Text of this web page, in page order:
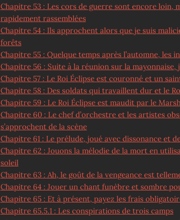
Chapitre 53 : Les cors de guerre sont encore loin,
rapidement rassemblées
Chapitre 54 : Ils approchent alors que je suis
forêts
Chapitre 55 : Quelque temps après l’automne, les
Chapitre 56 : Suite à la réunion sur la mayonnaise,
Chapitre 57 : Le Roi Éclipse est couronné et un
Chapitre 58 : Des soldats qui travaillent dur et le
Chapitre 59 : Le Roi Éclipse est maudit par le
Chapitre 60 : Le chef d’orchestre et les artistes
s’approchent de la scène
Chapitre 61 : Le prélude, joué avec dissonance et
Chapitre 62 : Jouons la mélodie de la mort en
soleil
Chapitre 63 : Ah, le goût de la vengeance est
Chapitre 64 : Jouer un chant funèbre et sombre
Chapitre 65 : Et à présent, payez les frais
Chapitre 65.5.1 : Les conspirations de trois camps